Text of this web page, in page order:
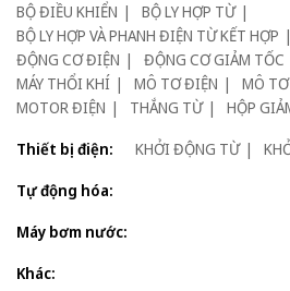
BỘ ĐIỀU KHIỂN
BỘ LY HỢP TỪ
BỘ LY HỢP VÀ PHANH ĐIỆN TỪ KẾT HỢP
ĐỘNG CƠ ĐIỆN
ĐỘNG CƠ GIẢM TỐC
MÁY THỔI KHÍ
MÔ TƠ ĐIỆN
MÔ
MOTOR ĐIỆN
THẮNG TỪ
HỘP
Thiết bị điện:
KHỞI ĐỘNG TỪ
Tự động hóa:
Máy bơm nước:
Khác: